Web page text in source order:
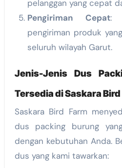
pelanggan yang cepat
Pengiriman Cepat:
pengiriman produk
seluruh wilayah Garut.
Jenis-Jenis Dus
Tersedia di Saskara Bird
Saskara Bird Farm
dus packing burung
dengan kebutuhan Anda.
dus yang kami tawarkan: